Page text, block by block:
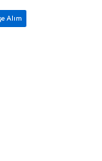
Alım